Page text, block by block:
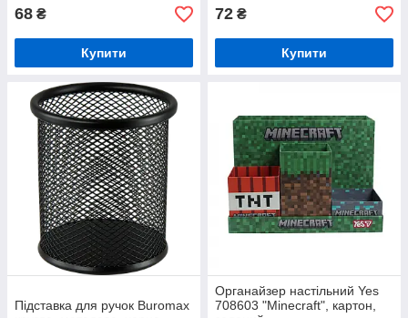
68 ₴
Купити
72 ₴
Купити
Підставка для ручок Buromax
Органайзер настільний Yes
708603 "Minecraft", картон,